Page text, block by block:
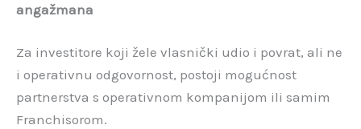
angažmana
Za investitore koji žele vlasnički udio i povrat, ali ne
i operativnu odgovornost, postoji mogućnost
partnerstva s operativnom kompanijom ili samim
Franchisorom.